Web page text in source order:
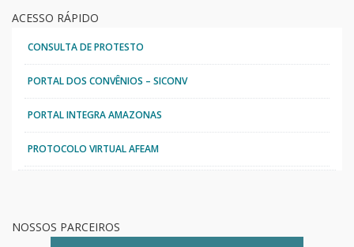
ACESSO RÁPIDO
CONSULTA DE PROTESTO
PORTAL DOS CONVÊNIOS – SICONV
PORTAL INTEGRA AMAZONAS
PROTOCOLO VIRTUAL AFEAM
NOSSOS PARCEIROS